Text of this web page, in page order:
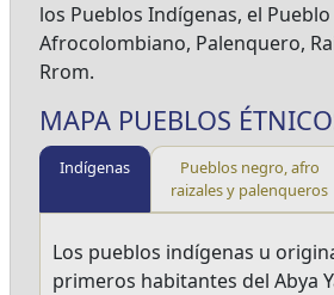
los Pueblos Indígenas, el
Afrocolombiano, Palenquero,
Rrom.
MAPA PUEBLOS
Indígenas
Pueblos negro, afro
raizales y palenqueros
Los pueblos indígenas u
primeros habitantes del Abya